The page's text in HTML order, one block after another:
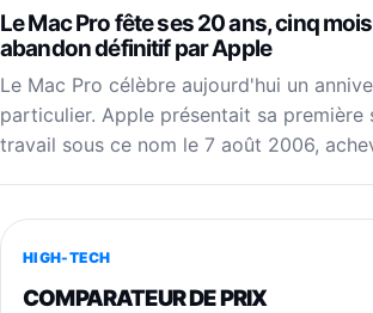
Le Mac Pro fête ses 20 ans, cinq
abandon définitif par Apple
Le Mac Pro célèbre aujourd'hui un
particulier. Apple présentait sa première
travail sous ce nom le 7 août 2006,
HIGH-TECH
COMPARATEUR DE PRIX